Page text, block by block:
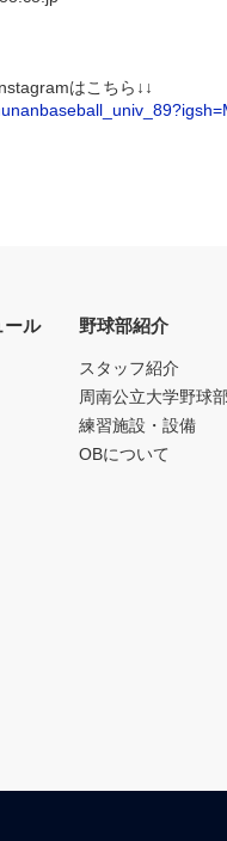
はこちら↓↓
ール 野球部紹介
スタッフ紹介
周南公立大学野球
練習施設・設備
OBについて